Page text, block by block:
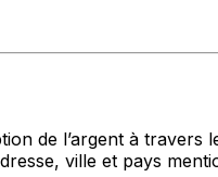
de l’argent à travers
ville et pays